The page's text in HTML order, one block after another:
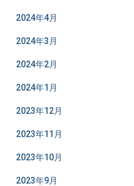
2024年4月
2024年3月
2024年2月
2024年1月
2023年12月
2023年11月
2023年10月
2023年9月